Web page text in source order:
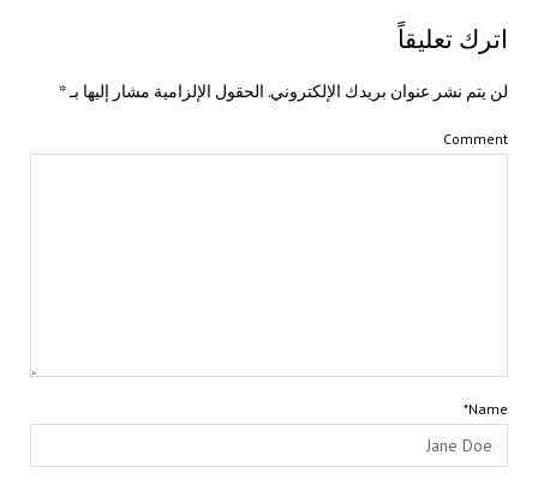
اترك تعليقاً
لن يتم نشر عنوان بريدك الإلكتروني. الحقول الإلزامية مشار إليها بـ*
Comment
Name*